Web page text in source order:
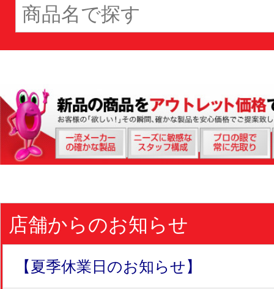
店舗からのお知らせ
【夏季休業日のお知らせ】